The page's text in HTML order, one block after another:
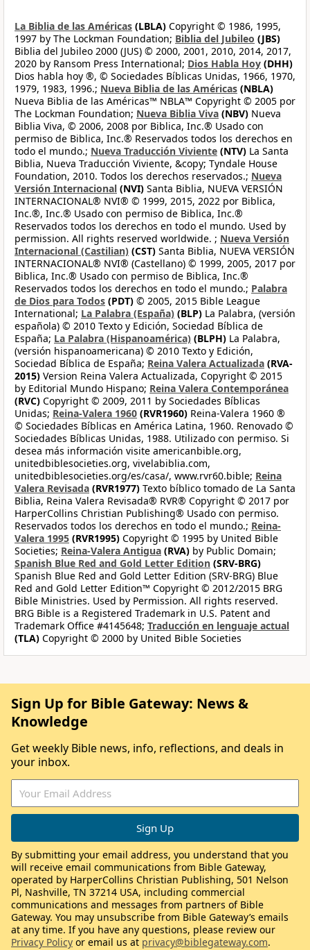
La Biblia de las Américas (LBLA) Copyright © 1986, 1995,
1997 by The Lockman Foundation; Biblia del Jubileo (JBS)
Biblia del Jubileo 2000 (JUS) © 2000, 2001, 2010, 2014, 2017,
2020 by Ransom Press International; Dios Habla Hoy (DHH)
Dios habla hoy ®, © Sociedades Bíblicas Unidas, 1966, 1970,
1979, 1983, 1996.; Nueva Biblia de las Américas (NBLA)
Nueva Biblia de las Américas™ NBLA™ Copyright © 2005 por
The Lockman Foundation; Nueva Biblia Viva (NBV) Nueva
Biblia Viva, © 2006, 2008 por Biblica, Inc.® Usado con
permiso de Biblica, Inc.® Reservados todos los derechos en
todo el mundo.; Nueva Traducción Viviente (NTV) La Santa
Biblia, Nueva Traducción Viviente, &copy; Tyndale House
Foundation, 2010. Todos los derechos reservados.; Nueva
Versión Internacional (NVI) Santa Biblia, NUEVA VERSIÓN
INTERNACIONAL® NVI® © 1999, 2015, 2022 por Biblica,
Inc.®, Inc.® Usado con permiso de Biblica, Inc.®
Reservados todos los derechos en todo el mundo. Used by
permission. All rights reserved worldwide. ; Nueva Versión
Internacional (Castilian) (CST) Santa Biblia, NUEVA VERSIÓN
INTERNACIONAL® NVI® (Castellano) © 1999, 2005, 2017 por
Biblica, Inc.® Usado con permiso de Biblica, Inc.®
Reservados todos los derechos en todo el mundo.; Palabra
de Dios para Todos (PDT) © 2005, 2015 Bible League
International; La Palabra (España) (BLP) La Palabra, (versión
española) © 2010 Texto y Edición, Sociedad Bíblica de
España; La Palabra (Hispanoamérica) (BLPH) La Palabra,
(versión hispanoamericana) © 2010 Texto y Edición,
Sociedad Bíblica de España; Reina Valera Actualizada (RVA-
2015) Version Reina Valera Actualizada, Copyright © 2015
by Editorial Mundo Hispano; Reina Valera Contemporánea
(RVC) Copyright © 2009, 2011 by Sociedades Bíblicas
Unidas; Reina-Valera 1960 (RVR1960) Reina-Valera 1960 ®
© Sociedades Bíblicas en América Latina, 1960. Renovado ©
Sociedades Bíblicas Unidas, 1988. Utilizado con permiso. Si
desea más información visite americanbible.org,
unitedbiblesocieties.org, vivelabiblia.com,
unitedbiblesocieties.org/es/casa/, www.rvr60.bible; Reina
Valera Revisada (RVR1977) Texto bíblico tomado de La Santa
Biblia, Reina Valera Revisada® RVR® Copyright © 2017 por
HarperCollins Christian Publishing® Usado con permiso.
Reservados todos los derechos en todo el mundo.; Reina-
Valera 1995 (RVR1995) Copyright © 1995 by United Bible
Societies; Reina-Valera Antigua (RVA) by Public Domain;
Spanish Blue Red and Gold Letter Edition (SRV-BRG)
Spanish Blue Red and Gold Letter Edition (SRV-BRG) Blue
Red and Gold Letter Edition™ Copyright © 2012/2015 BRG
Bible Ministries. Used by Permission. All rights reserved.
BRG Bible is a Registered Trademark in U.S. Patent and
Trademark Office #4145648; Traducción en lenguaje actual
(TLA) Copyright © 2000 by United Bible Societies
Sign Up for Bible Gateway: News &
Knowledge
Get weekly Bible news, info, reflections, and deals in
your inbox.
By submitting your email address, you understand that you
will receive email communications from Bible Gateway,
operated by HarperCollins Christian Publishing, 501 Nelson
Pl, Nashville, TN 37214 USA, including commercial
communications and messages from partners of Bible
Gateway. You may unsubscribe from Bible Gateway’s emails
at any time. If you have any questions, please review our
Privacy Policy or email us at privacy@biblegateway.com.